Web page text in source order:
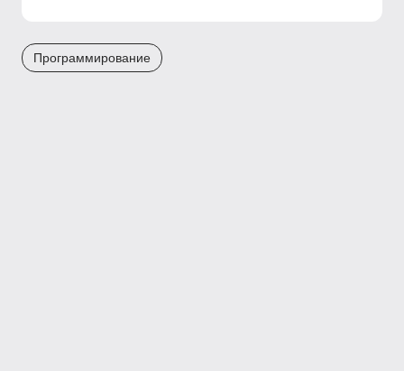
Программирование